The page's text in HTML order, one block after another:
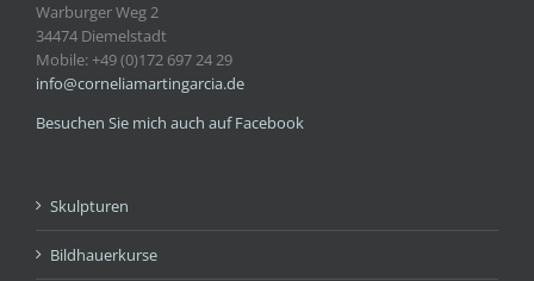
Warburger Weg 2
34474 Diemelstadt
Mobile: +49 (0)172 697 24 29
info@corneliamartingarcia.de
Besuchen Sie mich auch auf Facebook
Skulpturen
Bildhauerkurse